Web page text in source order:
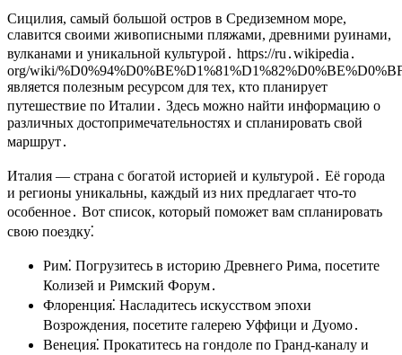
Сицилия, самый большой остров в Средиземном море,
славится своими живописными пляжами, древними руинами,
вулканами и уникальной культурой․ https://ru․wikipedia․
org/wiki/
является полезным ресурсом для тех, кто планирует
путешествие по Италии․ Здесь можно найти информацию о
различных достопримечательностях и спланировать свой
маршрут․
Италия — страна с богатой историей и культурой․ Её города
и регионы уникальны, каждый из них предлагает что-то
особенное․ Вот список, который поможет вам спланировать
свою поездку⁚
Рим⁚ Погрузитесь в историю Древнего Рима, посетите
Колизей и Римский Форум․
Флоренция⁚ Насладитесь искусством эпохи
Возрождения, посетите галерею Уффици и Дуомо․
Венеция⁚ Прокатитесь на гондоле по Гранд-каналу и